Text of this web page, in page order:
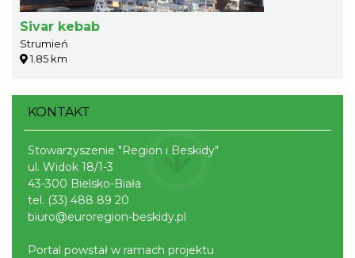
Sivar kebab
Strumień
1.85 km
KONTAKT
Stowarzyszenie "Region i Beskidy"
ul. Widok 18/1-3
43-300 Bielsko-Biała
tel. (33) 488 89 20
biuro@euroregion-beskidy.pl
Portal powstał w ramach projektu